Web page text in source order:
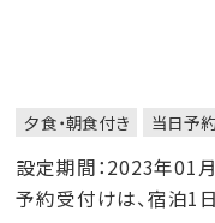
夕食・朝食付き 当日予
設定期間：2023年01
予約受付けは、宿泊1